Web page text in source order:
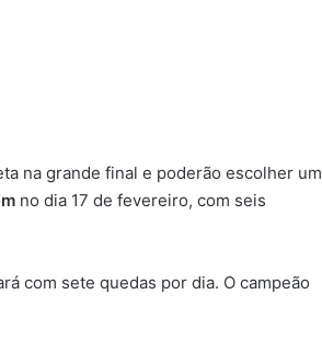
na grande final e poderão escolher um
no dia 17 de fevereiro, com seis
com sete quedas por dia. O campeão